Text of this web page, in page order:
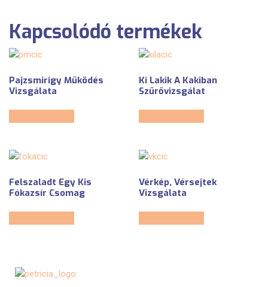
Kapcsolódó termékek
Pajzsmirigy Működés
Vizsgálata
Ki Lakik A Kakiban
Szűrővizsgálat
Felszaladt Egy Kis
Fókazsír Csomag
Vérkép, Vérsejtek
Vizsgálata